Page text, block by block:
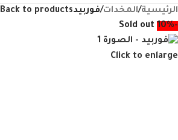
الرئيسية/المخدات/فوربيدBack to products
-10%
Sold out
Click to enlarge